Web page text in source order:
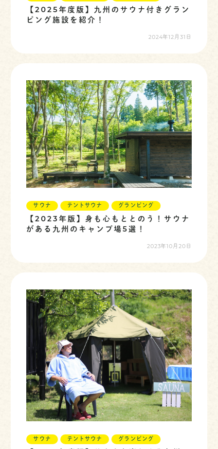
【2025年度版】九州のサウナ付きグラン
ピング施設を紹介！
2024年12月31日
サウナ テントサウナ グランピング
【2023年版】身も心もととのう！サウナ
がある九州のキャンプ場5選！
2023年10月20日
サウナ テントサウナ グランピング